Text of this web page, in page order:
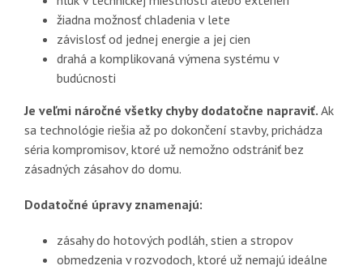
žiadna možnosť chladenia v lete
závislosť od jednej energie a jej cien
drahá a komplikovaná výmena systému v
budúcnosti
Je veľmi náročné všetky chyby dodatočne napraviť. Ak
sa technológie riešia až po dokončení stavby, prichádza
séria kompromisov, ktoré už nemožno odstrániť bez
zásadných zásahov do domu.
Dodatočné úpravy znamenajú:
zásahy do hotových podláh, stien a stropov
obmedzenia v rozvodoch, ktoré už nemajú ideálne